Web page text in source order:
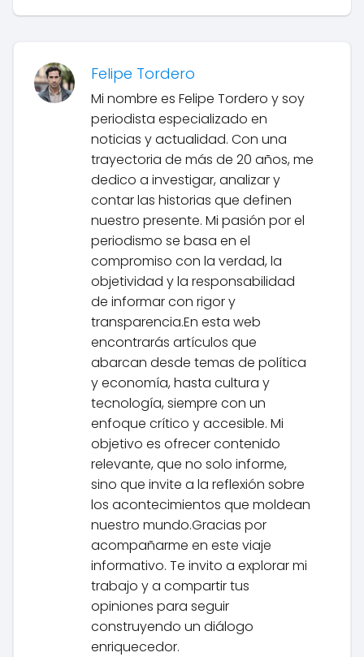
Felipe Tordero
Mi nombre es Felipe Tordero y soy
periodista especializado en
noticias y actualidad. Con una
trayectoria de más de 20 años, me
dedico a investigar, analizar y
contar las historias que definen
nuestro presente. Mi pasión por el
periodismo se basa en el
compromiso con la verdad, la
objetividad y la responsabilidad
de informar con rigor y
transparencia.En esta web
encontrarás artículos que
abarcan desde temas de política
y economía, hasta cultura y
tecnología, siempre con un
enfoque crítico y accesible. Mi
objetivo es ofrecer contenido
relevante, que no solo informe,
sino que invite a la reflexión sobre
los acontecimientos que moldean
nuestro mundo.Gracias por
acompañarme en este viaje
informativo. Te invito a explorar mi
trabajo y a compartir tus
opiniones para seguir
construyendo un diálogo
enriquecedor.